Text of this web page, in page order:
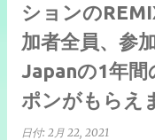
ションの
加者全員、参
Japanの1年間
ポンがもらえ
日付: 2月 22, 2021